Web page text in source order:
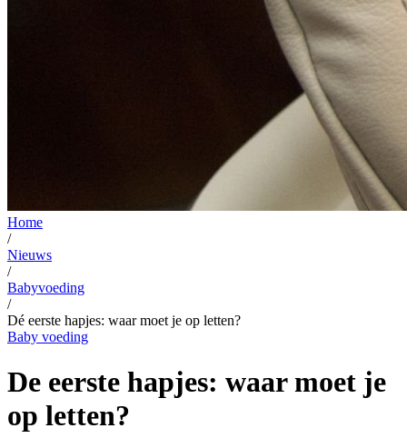
Home
/
Nieuws
/
Babyvoeding
/
Dé eerste hapjes: waar moet je op letten?
Baby voeding
De eerste hapjes: waar moet je
op letten?